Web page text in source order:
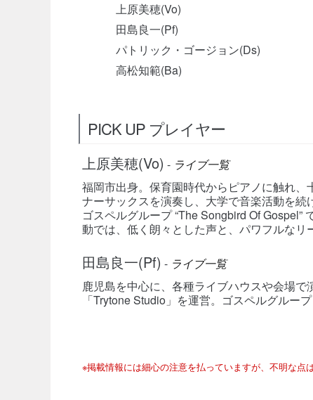
上原美穂(Vo)
田島良一(Pf)
パトリック・ゴージョン(Ds)
高松知範(Ba)
PICK UP プレイヤー
上原美穂(Vo) - ライブ一覧
福岡市出身。保育園時代からピアノに触れ
ナーサックスを演奏し、大学で音楽活動を続
ゴスペルグループ “The Songbird Of
動では、低く朗々とした声と、パワフルなリ
田島良一(Pf) - ライブ一覧
鹿児島を中心に、各種ライブハウスや会場
「Trytone Studio」を運営。ゴスペルグルー
※掲載情報には細心の注意を払っていますが、不明な点